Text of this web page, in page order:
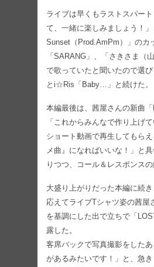
ライブは早くもラストスパー
て、一緒に楽しみましょう！
Sunset（Prod.AmPm）」のカ
「SARANG」、「さきさま（
で歌っていたと聞いたので選び
とi☆Ris「Baby…」と続けた。
本編最後は、茜屋さんの新曲「
「これからみんなで作り上げて
ショート動画で再生してもら
メ曲』になればいいな！」と
りつつ、コール＆レスポンスの
大盛り上がりだった本編に続
応えてライブTシャツ姿の茜屋
を基調にした出で立ちで「
露した。
客席バックで写真撮影をした
があるみたいです！」と、急